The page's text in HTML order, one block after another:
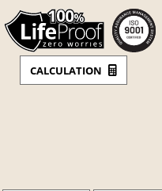
CALCULATION